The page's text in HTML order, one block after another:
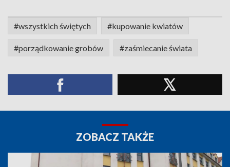
#wszystkich świętych #kupowanie kwiatów
#porządkowanie grobów #zaśmiecanie świata
ZOBACZ TAKŻE